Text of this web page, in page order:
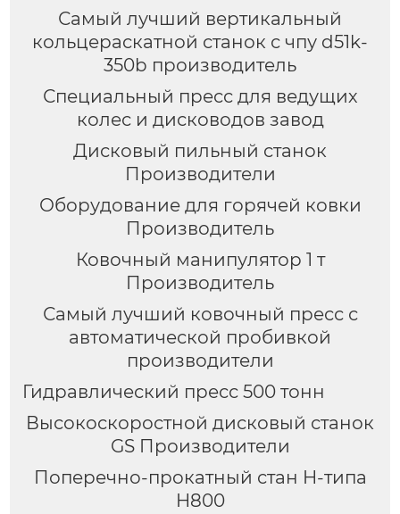
Самый лучший вертикальный
кольцераскатной станок с чпу d51k-
350b производитель
Специальный пресс для ведущих
колес и дисководов завод
Дисковый пильный станок
Производители
Оборудование для горячей ковки
Производитель
Ковочный манипулятор 1 т
Производитель
Самый лучший ковочный пресс с
автоматической пробивкой
производители
Гидравлический пресс 500 тонн
Высокоскоростной дисковый станок
GS Производители
Поперечно-прокатный стан H-типа
H800